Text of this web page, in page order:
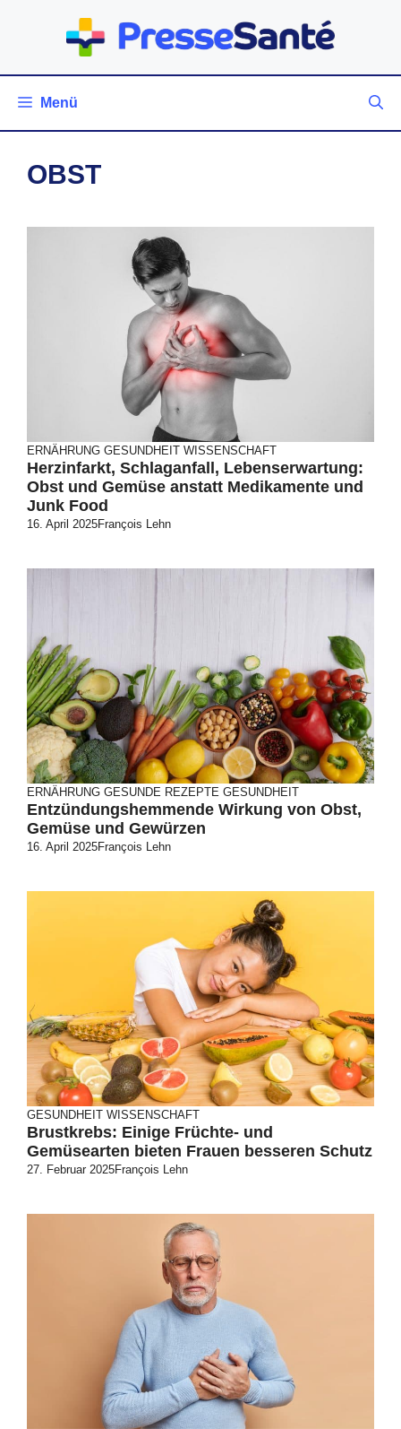
Menü
OBST
ERNÄHRUNG GESUNDHEIT WISSENSCHAFT
Herzinfarkt, Schlaganfall, Lebenserwartung:
Obst und Gemüse anstatt Medikamente und
Junk Food
16. April 2025François Lehn
ERNÄHRUNG GESUNDE REZEPTE GESUNDHEIT
Entzündungshemmende Wirkung von Obst,
Gemüse und Gewürzen
16. April 2025François Lehn
GESUNDHEIT WISSENSCHAFT
Brustkrebs: Einige Früchte- und
Gemüsearten bieten Frauen besseren Schutz
27. Februar 2025François Lehn